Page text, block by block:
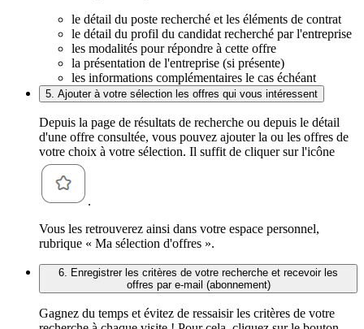
le détail du poste recherché et les éléments de contrat
le détail du profil du candidat recherché par l'entreprise
les modalités pour répondre à cette offre
la présentation de l'entreprise (si présente)
les informations complémentaires le cas échéant
5. Ajouter à votre sélection les offres qui vous intéressent
Depuis la page de résultats de recherche ou depuis le détail
d'une offre consultée, vous pouvez ajouter la ou les offres de
votre choix à votre sélection. Il suffit de cliquer sur l'icône
.
Vous les retrouverez ainsi dans votre espace personnel,
rubrique « Ma sélection d'offres ».
6. Enregistrer les critères de votre recherche et recevoir les
offres par e-mail (abonnement)
Gagnez du temps et évitez de ressaisir les critères de votre